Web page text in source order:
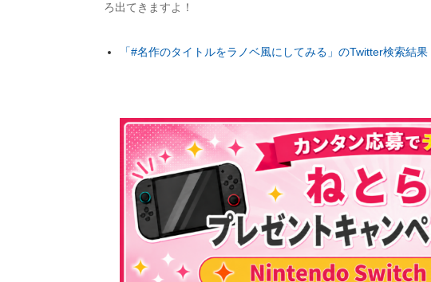
ろ出てきますよ！
「#名作のタイトルをラノベ風にしてみる」のTwitter検索結果